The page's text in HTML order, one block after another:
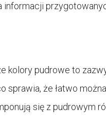
informacji
kolory pudrowe to
sprawia, że łatwo
się z pudrowym